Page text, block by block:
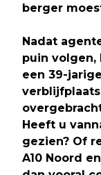
berger
Nadat
puin volgen,
een 39-
Heeft u
gezien? Of
A10 Noord